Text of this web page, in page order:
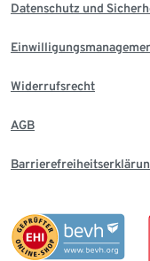
Datenschutz und
Widerrufsrecht
AGB